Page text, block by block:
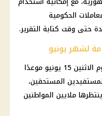
الحكومية
حتى وقت كتابة التقرير.
لشهر يونيو
حددت وزارة التضامن الاجتماعي يوم الاثنين 15 يونيو موعدًا
المستحقين،
ملايين المواطنين